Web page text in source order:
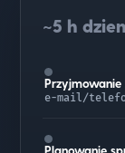
~5 h
Przyjmowanie
e-mail/
Planowanie